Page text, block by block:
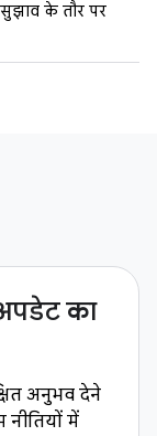
के तौर पर
का
अनुभव देने
में